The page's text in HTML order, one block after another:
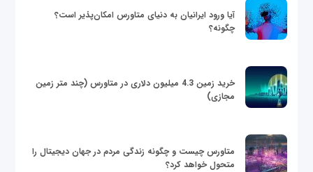
آیا ورود ایرانیان به دنیای متاورس امکان‌پذیر است؟
چگونه؟
خرید زمین 4.3 میلیون دلاری در متاورس (چند متر زمین
مجازی)
متاورس چیست و چگونه زندگی مردم در جهان دیجیتال را
متحول خواهد کرد؟